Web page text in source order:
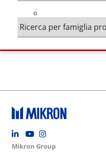
o
Footer social
Group menu
Mikron Group